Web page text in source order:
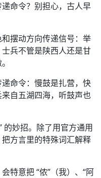
命令？别担心，古人早
摆动方向传递信号：举
兵不管是陕西人还是甘
命令：慢鼓是扎营，快
自五湖四海，听鼓声也
的妙招。除了用官方通用
方言里的特殊词汇解释
特意把 “侬”（我）、“阿